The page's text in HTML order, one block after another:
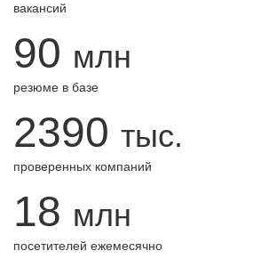
вакансий
90 млн
резюме в базе
2390 тыс.
проверенных компаний
18 млн
посетителей ежемесячно